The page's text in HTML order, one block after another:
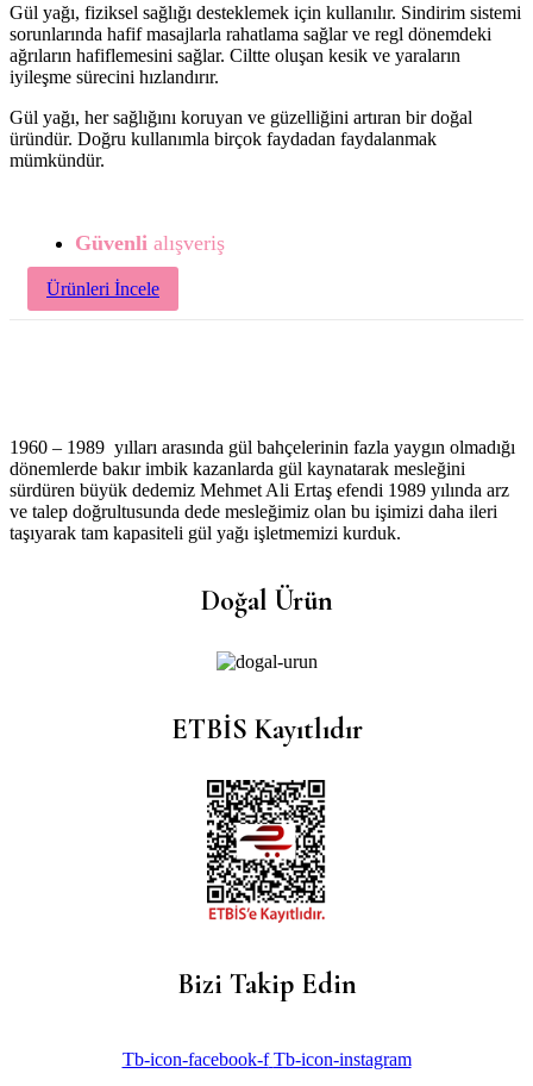
Gül yağı, fiziksel sağlığı desteklemek için kullanılır. Sindirim sistemi
sorunlarında hafif masajlarla rahatlama sağlar ve regl dönemdeki
ağrıların hafiflemesini sağlar. Ciltte oluşan kesik ve yaraların
iyileşme sürecini hızlandırır.
Gül yağı, her sağlığını koruyan ve güzelliğini artıran bir doğal
üründür. Doğru kullanımla birçok faydadan faydalanmak
mümkündür.
Güvenli alışveriş
Ürünleri İncele
1960 – 1989 yılları arasında gül bahçelerinin fazla yaygın olmadığı
dönemlerde bakır imbik kazanlarda gül kaynatarak mesleğini
sürdüren büyük dedemiz Mehmet Ali Ertaş efendi 1989 yılında arz
ve talep doğrultusunda dede mesleğimiz olan bu işimizi daha ileri
taşıyarak tam kapasiteli gül yağı işletmemizi kurduk.
Doğal Ürün
ETBİS Kayıtlıdır
Bizi Takip Edin
Tb-icon-facebook-f Tb-icon-instagram